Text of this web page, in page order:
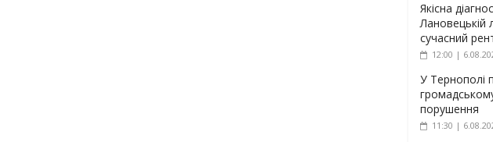
Якісна
Лановецькій
сучасний
12:00 |
У Тернополі
порушення
11:30 |